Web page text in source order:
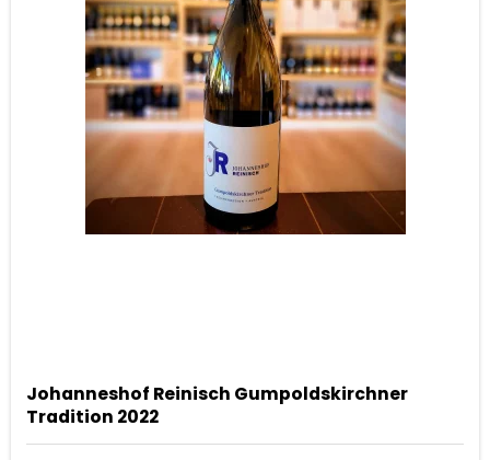
Johanneshof Reinisch Gumpoldskirchner
Tradition 2022